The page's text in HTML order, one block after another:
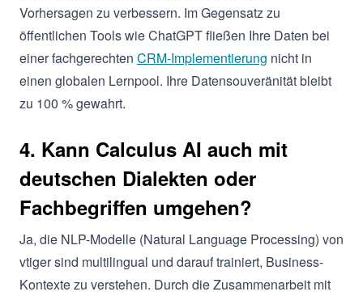
Vorhersagen zu verbessern. Im Gegensatz zu
öffentlichen Tools wie ChatGPT fließen Ihre Daten bei
einer fachgerechten CRM-Implementierung nicht in
einen globalen Lernpool. Ihre Datensouveränität bleibt
zu 100 % gewahrt.
4. Kann Calculus AI auch mit
deutschen Dialekten oder
Fachbegriffen umgehen?
Ja, die NLP-Modelle (Natural Language Processing) von
vtiger sind multilingual und darauf trainiert, Business-
Kontexte zu verstehen. Durch die Zusammenarbeit mit